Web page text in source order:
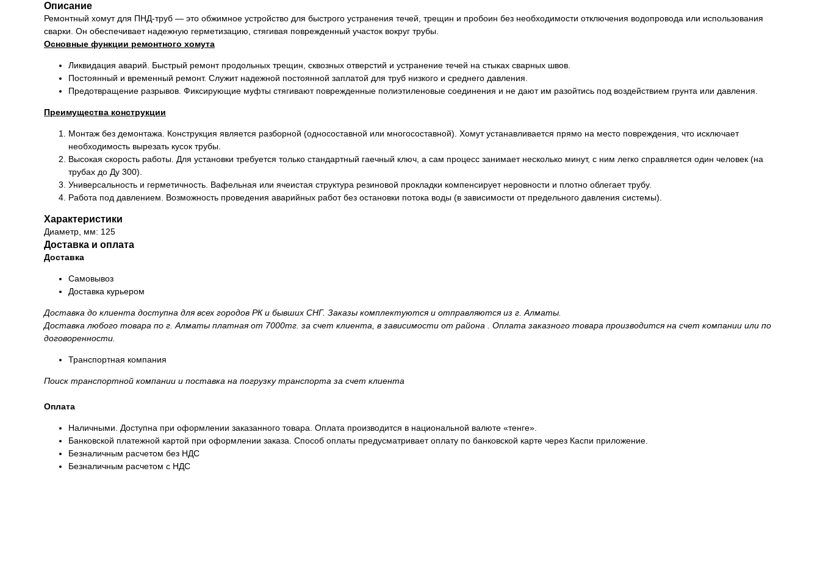
Описание
Ремонтный хомут для ПНД-труб — это обжимное устройство для быстрого устранения течей, трещин и пробоин без необходимости отключения водопровода или использования
сварки. Он обеспечивает надежную герметизацию, стягивая поврежденный участок вокруг трубы.
Основные функции ремонтного хомута
Ликвидация аварий. Быстрый ремонт продольных трещин, сквозных отверстий и устранение течей на стыках сварных швов.
Постоянный и временный ремонт. Служит надежной постоянной заплатой для труб низкого и среднего давления.
Предотвращение разрывов. Фиксирующие муфты стягивают поврежденные полиэтиленовые соединения и не дают им разойтись под воздействием грунта или давления.
Преимущества конструкции
Монтаж без демонтажа. Конструкция является разборной (односоставной или многосоставной). Хомут устанавливается прямо на место повреждения, что исключает
необходимость вырезать кусок трубы.
Высокая скорость работы. Для установки требуется только стандартный гаечный ключ, а сам процесс занимает несколько минут, с ним легко справляется один человек (на
трубах до Ду 300).
Универсальность и герметичность. Вафельная или ячеистая структура резиновой прокладки компенсирует неровности и плотно облегает трубу.
Работа под давлением. Возможность проведения аварийных работ без остановки потока воды (в зависимости от предельного давления системы).
Характеристики
Диаметр, мм: 125
Доставка и оплата
Доставка
Самовывоз
Доставка курьером
Доставка до клиента доступна для всех городов РК и бывших СНГ. Заказы комплектуются и отправляются из г. Алматы.
Доставка любого товара по г. Алматы платная от 7000тг. за счет клиента, в зависимости от района . Оплата заказного товара производится на счет компании или по
договоренности.
Транспортная компания
Поиск транспортной компании и поставка на погрузку транспорта за счет клиента
Оплата
Наличными. Доступна при оформлении заказанного товара. Оплата производится в национальной валюте «тенге».
Банковской платежной картой при оформлении заказа. Способ оплаты предусматривает оплату по банковской карте через Каспи приложение.
Безналичным расчетом без НДС
Безналичным расчетом с НДС